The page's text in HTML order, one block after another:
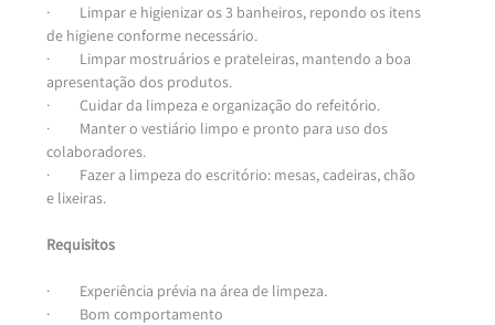
·         Limpar e higienizar os 3 banheiros, repondo os itens
de higiene conforme necessário.
·         Limpar mostruários e prateleiras, mantendo a boa
apresentação dos produtos.
·         Cuidar da limpeza e organização do refeitório.
·         Manter o vestiário limpo e pronto para uso dos
colaboradores.
·         Fazer a limpeza do escritório: mesas, cadeiras, chão
e lixeiras.
Requisitos
·         Experiência prévia na área de limpeza.
·         Bom comportamento